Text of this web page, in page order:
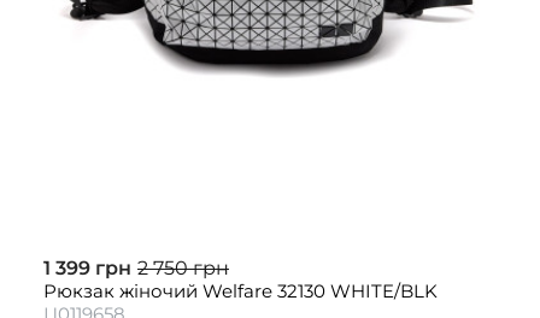
1 399 грн 2 750 грн
Рюкзак жіночий Welfare 32130 WHITE/BLK